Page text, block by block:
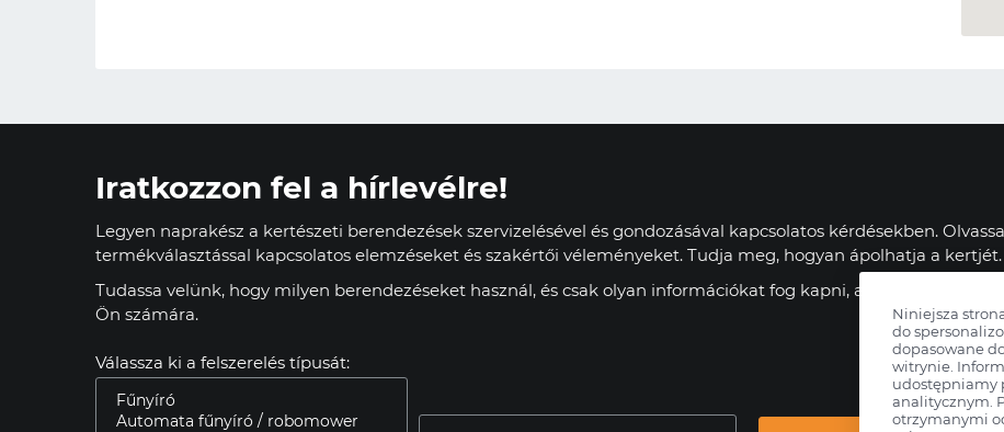
Iratkozzon fel a hírlevélre!
Legyen naprakész a kertészeti berendezések szervizelésével és gondozásával kapcsolatos kérdésekben.
termékválasztással kapcsolatos elemzéseket és szakértői véleményeket. Tudja meg, hogyan ápolhatja a kertjét.
Tudassa velünk, hogy milyen berendezéseket használ, és csak olyan információkat fog kapni, amelyek
Ön számára.
Válassza ki a felszerelés típusát:
Niniejsza
do
dopasowane
witrynie.
udostępniamy
analitycznym.
otrzymanymi